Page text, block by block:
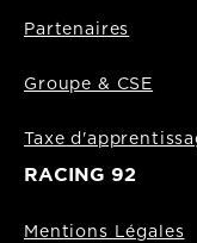
Partenaires
Groupe & CSE
Taxe
RACING 92
Mentions Légales